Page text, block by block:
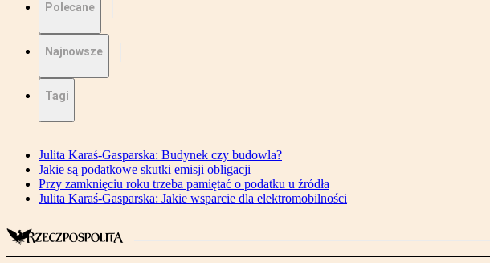
Polecane
Najnowsze
Tagi
Julita Karaś-Gasparska: Budynek czy budowla?
Jakie są podatkowe skutki emisji obligacji
Przy zamknięciu roku trzeba pamiętać o podatku u źródła
Julita Karaś-Gasparska: Jakie wsparcie dla elektromobilności